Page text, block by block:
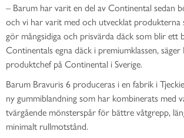
– Barum har varit en del av Continental sedan
och vi har varit med och utvecklat produkterna
gör mångsidiga och prisvärda däck som blir ett
Continentals egna däck i premiumklassen, säger
produktchef på Continental i Sverige.
Barum Bravuris 6 produceras i en fabrik i
ny gummiblandning som har kombinerats med
tvärgående mönsterspår för bättre våtgrepp,
minimalt rullmotstånd.